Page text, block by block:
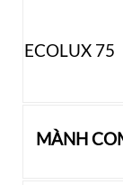
ECOLUX 75
MÀNH